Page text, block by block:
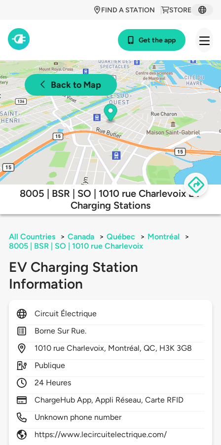
STORE
FIND A STATION
Get the app
Back to Map
8005 | BSR | SO | 1010 rue Charlevoix EV
Charging Stations
All Countries > Canada > Québec > Montréal
>
8005 | BSR | SO | 1010 rue Charlevoix
EV Charging Station
Information
Circuit Électrique
Borne Sur Rue.
1010 rue Charlevoix, Montréal,QC, H3K 3G8
Publique
24 Heures
ChargeHub App, Appli Réseau, Carte RFID
Unknown phone number
https://www.lecircuitelectrique.com/